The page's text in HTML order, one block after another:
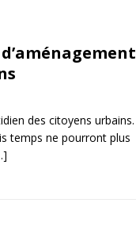
des citoyens urbains.
temps ne pourront plus